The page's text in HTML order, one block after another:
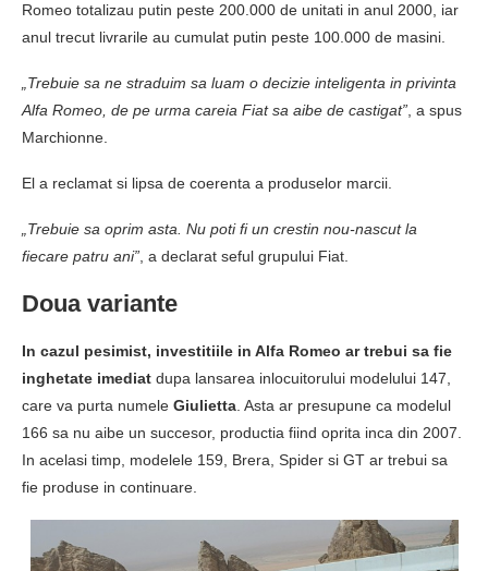
Romeo totalizau putin peste 200.000 de unitati in anul 2000, iar
anul trecut livrarile au cumulat putin peste 100.000 de masini.
„Trebuie sa ne straduim sa luam o decizie inteligenta in privinta
Alfa Romeo, de pe urma careia Fiat sa aibe de castigat”, a spus
Marchionne.
El a reclamat si lipsa de coerenta a produselor marcii.
„Trebuie sa oprim asta. Nu poti fi un crestin nou-nascut la
fiecare patru ani”, a declarat seful grupului Fiat.
Doua variante
In cazul pesimist, investitiile in Alfa Romeo ar trebui sa fie
inghetate imediat dupa lansarea inlocuitorului modelului 147,
care va purta numele Giulietta. Asta ar presupune ca modelul
166 sa nu aibe un succesor, productia fiind oprita inca din 2007.
In acelasi timp, modelele 159, Brera, Spider si GT ar trebui sa
fie produse in continuare.